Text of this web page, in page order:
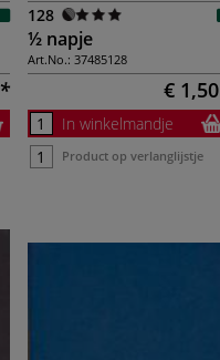
128
½ napje
Art.No.: 37485128
€ 1,50
In winkelmandje
Product op verlanglijstje